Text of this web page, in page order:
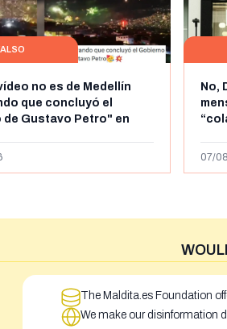
no es de Medellín
que concluyó el
de Gustavo Petro" en
No,
07/
The Maldita.es Foundation
We make our disinformation